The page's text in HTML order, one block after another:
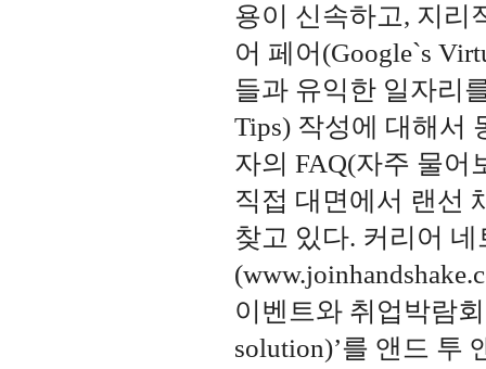
용이 신속하고, 지리
어 페어(Google`s
들과 유익한 일자리
Tips) 작성에 대해서
자의 FAQ(자주 물어
직접 대면에서 랜선
찾고 있다. 커리어
이벤트와 취업박람
solution)’를 앤드 투